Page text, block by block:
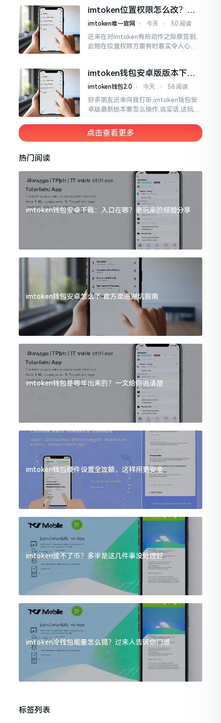
imtoken位置权限怎么改？手
把手教你搞定
imtoken唯一官网 ⋅ 今天 ⋅ 50 阅读
近来在对imtoken有所动作之际察觉到,
此物在位置权限方面有时着实令人心生
的模样
imtoken钱包安卓版版本下载
安装教程
imtoken钱包2.0 ⋅ 今天 ⋅ 56 阅读
好多朋友近来向我打听,imtoken钱包安
卓版最新版本要怎么操作,说实话,这玩意
都快两年了,从1.8版本一直跟到现在的2.
0版本
点击查看更多
热门阅读
imtoken钱包安卓下载：入口在哪？老玩家的经验分享
imtoken钱包安卓怎么下 官方渠道避坑指南
imtoken钱包是哪年出来的？一文给你说清楚
imtoken钱包硬件设置全攻略，这样用更安全
imtoken提不了币？多半是这几件事没处理好
imtoken冷钱包能量怎么搞？过来人告诉你门道
标签列表